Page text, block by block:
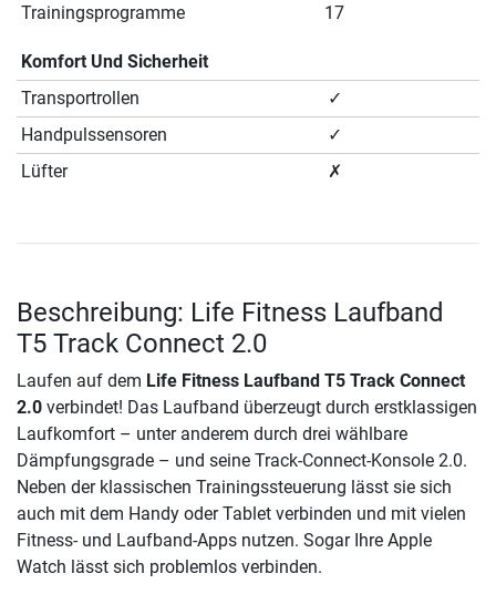
Trainingsprogramme 17
Komfort Und Sicherheit
Transportrollen
✓
Handpulssensoren
✓
Lüfter
✗
Beschreibung: Life Fitness Laufband
T5 Track Connect 2.0
Laufen auf dem Life Fitness Laufband T5 Track Connect
2.0 verbindet! Das Laufband überzeugt durch erstklassigen
Laufkomfort – unter anderem durch drei wählbare
Dämpfungsgrade – und seine Track-Connect-Konsole 2.0.
Neben der klassischen Trainingssteuerung lässt sie sich
auch mit dem Handy oder Tablet verbinden und mit vielen
Fitness- und Laufband-Apps nutzen. Sogar Ihre Apple
Watch lässt sich problemlos verbinden.